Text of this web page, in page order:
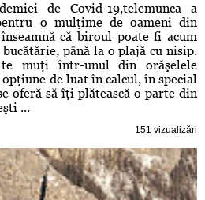
de Covid-19,telemunca a
o mulţime de oameni din
că biroul poate fi acum
până la o plajă cu nisip.
muţi într-unul din orăşelele
de luat în calcul, în special
oferă să îţi plătească o parte din
...
151 vizualizări